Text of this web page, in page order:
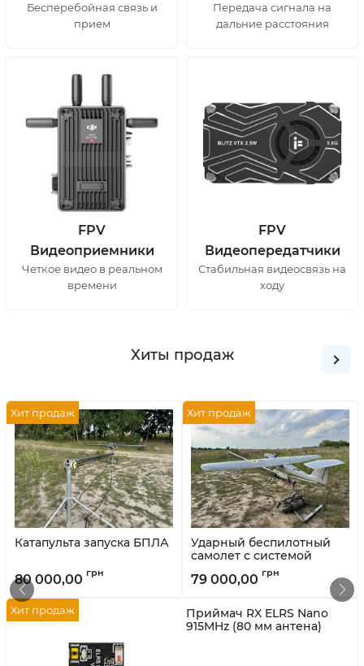
Бесперебойная связь и
прием
Передача сигнала на
дальние расстояния
FPV
Видеоприемники
Четкое видео в реальном
времени
FPV
Видеопередатчики
Стабильная видеосвязь на
ходу
Хиты продаж
Хит продаж
Катапульта запуска БПЛА
80 000,00
Хит продаж
Ударный беспилотный
самолет с системой
наведения и сброса
KARA (Uav.in.ua Украина)
79 000,00
Хит продаж
Приймач RX ELRS Nano
915MHz (80 мм антена)